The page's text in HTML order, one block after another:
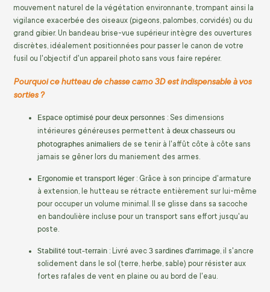
mouvement naturel de la végétation environnante, trompant ainsi la
vigilance exacerbée des oiseaux (pigeons, palombes, corvidés) ou du
grand gibier. Un bandeau brise-vue supérieur intègre des ouvertures
discrètes, idéalement positionnées pour passer le canon de votre
fusil ou l'objectif d'un appareil photo sans vous faire repérer.
Pourquoi ce hutteau de chasse camo 3D est indispensable à vos
sorties ?
Espace optimisé pour deux personnes : Ses dimensions
intérieures généreuses permettent à deux chasseurs ou
photographes animaliers de se tenir à l'affût côte à côte sans
jamais se gêner lors du maniement des armes.
Ergonomie et transport léger : Grâce à son principe d'armature
à extension, le hutteau se rétracte entièrement sur lui-même
pour occuper un volume minimal. Il se glisse dans sa sacoche
en bandoulière incluse pour un transport sans effort jusqu'au
poste.
Stabilité tout-terrain : Livré avec 3 sardines d'arrimage, il s'ancre
solidement dans le sol (terre, herbe, sable) pour résister aux
fortes rafales de vent en plaine ou au bord de l'eau.